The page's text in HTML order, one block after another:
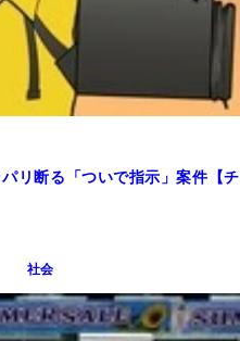
リ断る「ついで指示」案件【チ
社会